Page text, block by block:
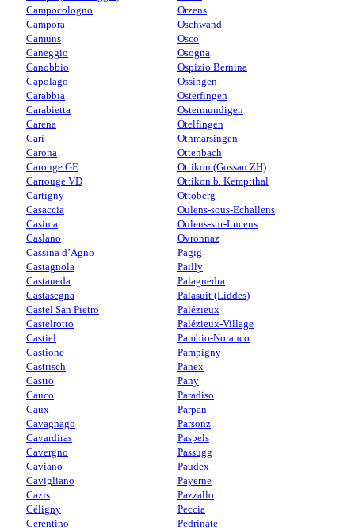
Campocologno
Campora
Camuns
Caneggio
Canobbio
Capolago
Carabbia
Carabietta
Carena
Carì
Carona
Carouge GE
Carrouge VD
Cartigny
Casaccia
Casima
Caslano
Cassina d’Agno
Castagnola
Castaneda
Castasegna
Castel San Pietro
Castelrotto
Castiel
Castione
Castrisch
Castro
Cauco
Caux
Cavagnago
Cavardiras
Cavergno
Caviano
Cavigliano
Cazis
Céligny
Cerentino
Orzens
Oschwand
Osco
Osogna
Ospizio Bernina
Ossingen
Osterfingen
Ostermundigen
Otelfingen
Othmarsingen
Ottenbach
Ottikon (Gossau ZH)
Ottikon b. Kemptthal
Ottoberg
Oulens-sous-Echallens
Oulens-sur-Lucens
Ovronnaz
Pagig
Pailly
Palagnedra
Palasuit (Liddes)
Palézieux
Palézieux-Village
Pambio-Noranco
Pampigny
Panex
Pany
Paradiso
Parpan
Parsonz
Paspels
Passugg
Paudex
Payerne
Pazzallo
Peccia
Pedrinate